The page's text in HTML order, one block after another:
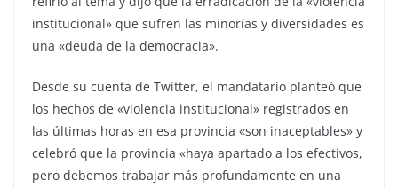
institucional» que sufren las minorías y diversidades es
una «deuda de la democracia».
Desde su cuenta de Twitter, el mandatario planteó que
los hechos de «violencia institucional» registrados en
las últimas horas en esa provincia «son inaceptables» y
celebró que la provincia «haya apartado a los efectivos,
pero debemos trabajar más profundamente en una